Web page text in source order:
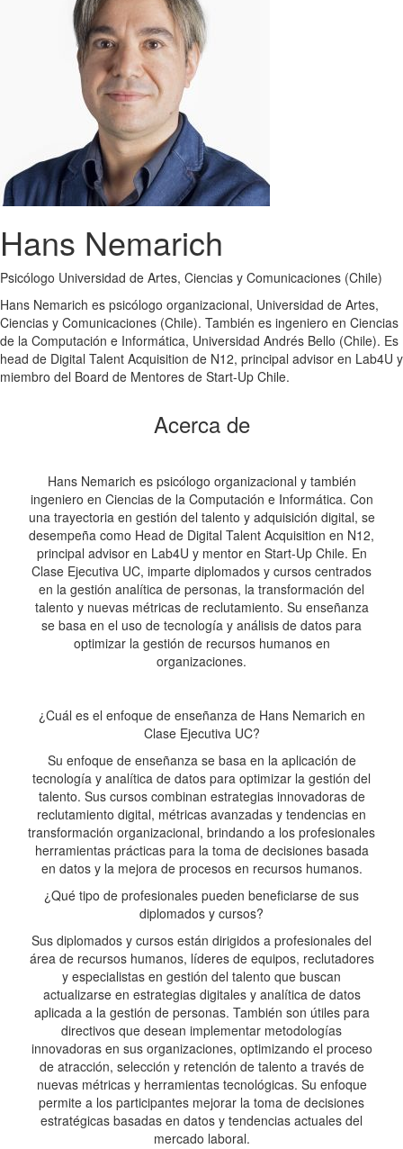
Hans Nemarich
Psicólogo Universidad de Artes, Ciencias y Comunicaciones (Chile)
Hans Nemarich es psicólogo organizacional, Universidad de Artes,
Ciencias y Comunicaciones (Chile). También es ingeniero en Ciencias
de la Computación e Informática, Universidad Andrés Bello (Chile). Es
head de Digital Talent Acquisition de N12, principal advisor en Lab4U y
miembro del Board de Mentores de Start-Up Chile.
Acerca de
Hans Nemarich es psicólogo organizacional y también
ingeniero en Ciencias de la Computación e Informática. Con
una trayectoria en gestión del talento y adquisición digital, se
desempeña como Head de Digital Talent Acquisition en N12,
principal advisor en Lab4U y mentor en Start-Up Chile. En
Clase Ejecutiva UC, imparte diplomados y cursos centrados
en la gestión analítica de personas, la transformación del
talento y nuevas métricas de reclutamiento. Su enseñanza
se basa en el uso de tecnología y análisis de datos para
optimizar la gestión de recursos humanos en
organizaciones.
¿Cuál es el enfoque de enseñanza de Hans Nemarich en
Clase Ejecutiva UC?
Su enfoque de enseñanza se basa en la aplicación de
tecnología y analítica de datos para optimizar la gestión del
talento. Sus cursos combinan estrategias innovadoras de
reclutamiento digital, métricas avanzadas y tendencias en
transformación organizacional, brindando a los profesionales
herramientas prácticas para la toma de decisiones basada
en datos y la mejora de procesos en recursos humanos.
¿Qué tipo de profesionales pueden beneficiarse de sus
diplomados y cursos?
Sus diplomados y cursos están dirigidos a profesionales del
área de recursos humanos, líderes de equipos, reclutadores
y especialistas en gestión del talento que buscan
actualizarse en estrategias digitales y analítica de datos
aplicada a la gestión de personas. También son útiles para
directivos que desean implementar metodologías
innovadoras en sus organizaciones, optimizando el proceso
de atracción, selección y retención de talento a través de
nuevas métricas y herramientas tecnológicas. Su enfoque
permite a los participantes mejorar la toma de decisiones
estratégicas basadas en datos y tendencias actuales del
mercado laboral.